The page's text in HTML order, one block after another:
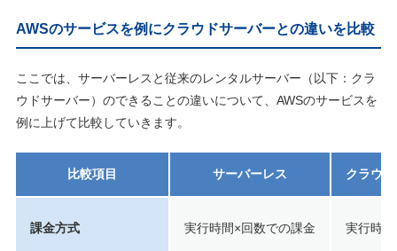
AWSのサービスを例にクラウドサーバーとの違いを比較
ここでは、サーバーレスと従来のレンタルサーバー（以下：クラ
ウドサーバー）のできることの違いについて、AWSのサービスを
例に上げて比較していきます。
比較項目 サーバーレス クラウ
課金方式 実行時間×回数での課金 実行時